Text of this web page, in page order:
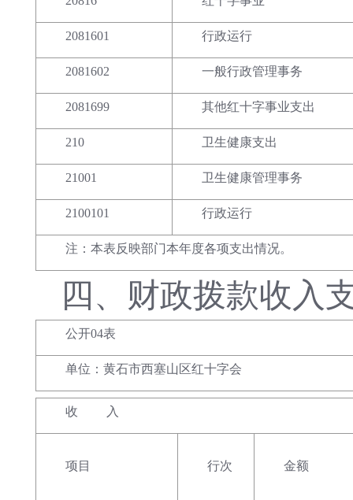
2081601 行政运行
2081602 一般行政管理事务
2081699 其他红十字事业支出
210 卫生健康支出
21001 卫生健康管理事务
2100101 行政运行
注：本表反映部门本年度各项支出情况。
四、 财政拨款收入
公开04表
单位：黄石市西塞山区红十字会
收 入
项目 行次 金额